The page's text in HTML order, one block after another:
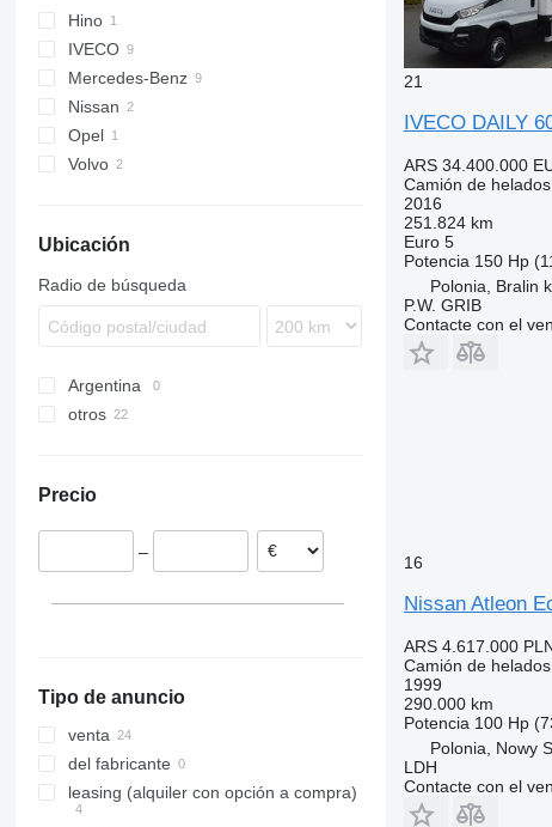
Hino
IVECO
Daily
EuroCargo
Mercedes-Benz
Sprinter
Nissan
Atlas
Atleon
Opel
Movano
Volvo
Ubicación
Radio de búsqueda
Argentina
otros
Suecia
Rumanía
Precio
–
Tipo de anuncio
venta
del fabricante
leasing (alquiler con opción a compra)
21
IVECO DAILY
ARS 34.400.000
Camión de helados
2016
251.824 km
Euro 5
Potencia 150 Hp
Polonia, Bralin
P.W. GRIB
Contacte con el
16
Nissan Atleon
ARS 4.617.000
Camión de helados
1999
290.000 km
Potencia 100 Hp
Polonia, Nowy
LDH
Contacte con el